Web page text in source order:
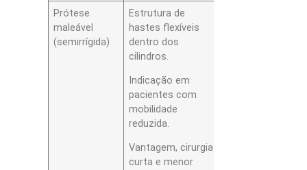
Prótese
maleável
(semirrígida)
Estrutura de
hastes flexíveis
dentro dos
cilindros.
Indicação em
pacientes com
mobilidade
reduzida.
Vantagem, cirurgia
curta e menor